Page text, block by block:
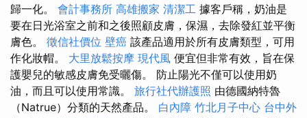
歸一化。 會計事務所 高雄搬家 清潔工 據客戶稱，奶油是
要在日光浴室之前和之後照顧皮膚，保濕，去除發紅並平衡
膚色。 徵信社價位 壁癌 該產品適用於所有皮膚類型，可用
作化妝帽。 大里放鬆按摩 現代風 便宜但非常有效，旨在保
護嬰兒的敏感皮膚免受曬傷。 防止陽光不僅可以使用奶
油，而且可以使用常識。 旅行社代辦護照 由德國納特魯
（Natrue）分類的天然產品。 白內障 竹北月子中心 台中外